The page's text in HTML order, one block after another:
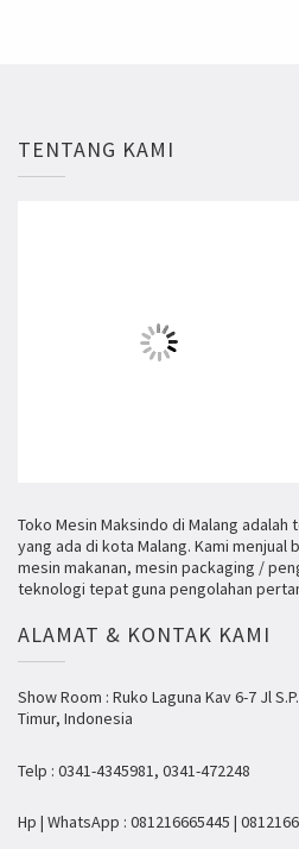
TENTANG KAMI
Toko Mesin Maksindo di Malang
yang ada di kota Malang. Kami
mesin makanan, mesin packaging /
teknologi tepat guna pengolahan
ALAMAT & KONTAK KAMI
Show Room : Ruko Laguna Kav 6-7 Jl
Timur, Indonesia
Telp : 0341-4345981, 0341-472248
Hp | WhatsApp : 081216665445 |